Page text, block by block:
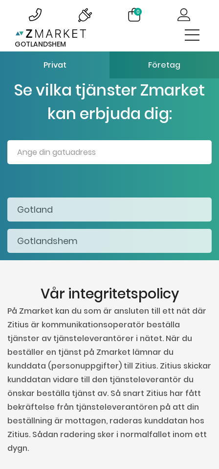
0
GOTLANDSHEM
Privat Företag
Se vilka tjänster Zmarket
kan erbjuda dig:
Vår integritetspolicy
På Zmarket kan du som är ansluten till ett nät där
Zitius är kommunikationsoperatör beställa
tjänster av tjänsteleverantörer i nätet. När du
beställer en tjänst på Zmarket lämnar du
kunddata (personuppgifter) till Zitius. Zitius skickar
kunddatan vidare till den tjänsteleverantör du
önskar beställa tjänst av. Så snart Zitius har fått
bekräftelse från tjänsteleverantören på att din
beställning är mottagen, raderas kunddatan hos
Zitius. Sådan radering sker i normalfallet inom ett
dygn.